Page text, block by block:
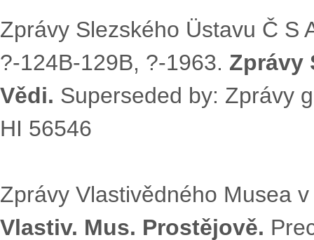
Zprávy Slezského Üstavu Č S
?-124B-129B, ?-1963. Zprávy
Vědi. Superseded by: Zprávy
HI 56546
Zprávy Vlastivědného Musea
Vlastiv. Mus. Prostějově.